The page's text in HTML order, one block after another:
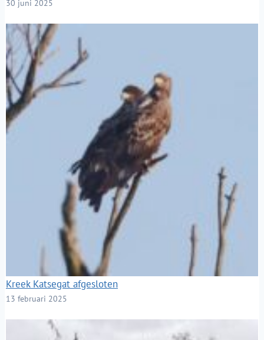
30 juni 2025
Kreek Katsegat afgesloten
13 februari 2025